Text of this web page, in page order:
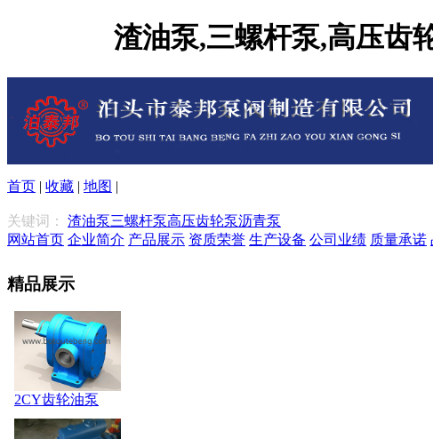
渣油泵,三螺杆泵,高压齿
首页 | 收藏 | 地图 |
关键词： 渣油泵三螺杆泵高压齿轮泵沥青泵
网站首页 企业简介 产品展示 资质荣誉 生产设备 公司业绩 质量承诺
精品展示
2CY齿轮油泵